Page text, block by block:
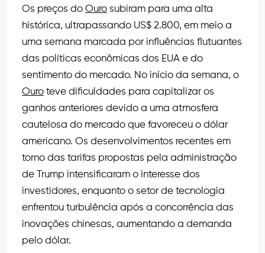
Os preços do Ouro subiram para uma alta
histórica, ultrapassando US$ 2.800, em meio a
uma semana marcada por influências flutuantes
das políticas econômicas dos EUA e do
sentimento do mercado. No início da semana, o
Ouro teve dificuldades para capitalizar os
ganhos anteriores devido a uma atmosfera
cautelosa do mercado que favoreceu o dólar
americano. Os desenvolvimentos recentes em
torno das tarifas propostas pela administração
de Trump intensificaram o interesse dos
investidores, enquanto o setor de tecnologia
enfrentou turbulência após a concorrência das
inovações chinesas, aumentando a demanda
pelo dólar.